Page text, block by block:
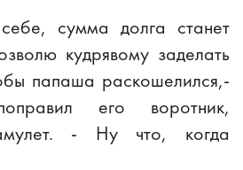
сумма долга станет
кудрявому заделать
папаша раскошелился,-
его воротник,
- Ну что, когда